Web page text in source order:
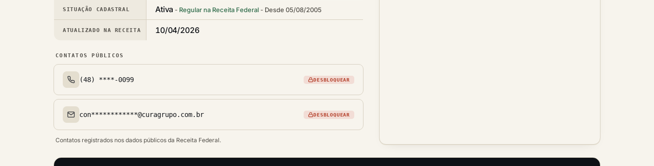
SITUAÇÃO CADASTRAL Ativa Regular na Receita Federal Desde 05/08/2005
ATUALIZADO NA RECEITA 10/04/2026
CONTATOS PÚBLICOS
Telefone(s)
(48) ****-0099 DESBLOQUEAR
Email(s)
con************@curagrupo.com.br DESBLOQUEAR
Contatos registrados nos dados públicos da Receita Federal.